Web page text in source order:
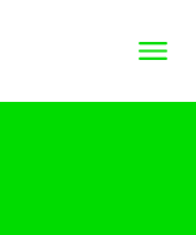
Zeige